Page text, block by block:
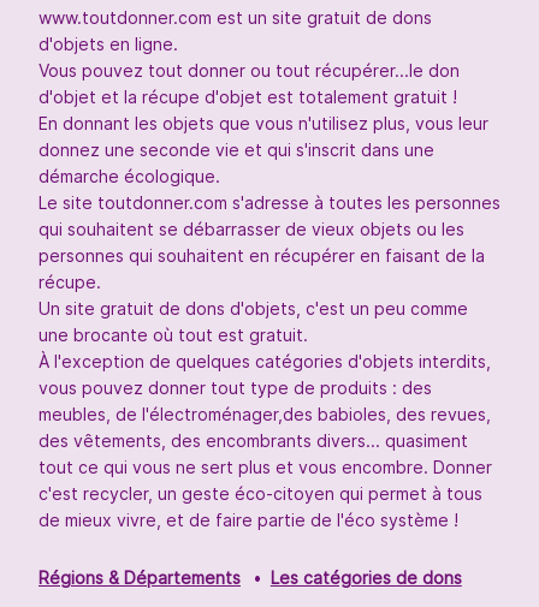
www.toutdonner.com est un site gratuit de dons
d'objets en ligne.
Vous pouvez tout donner ou tout récupérer...le don
d'objet et la récupe d'objet est totalement gratuit !
En donnant les objets que vous n'utilisez plus, vous leur
donnez une seconde vie et qui s'inscrit dans une
démarche écologique.
Le site toutdonner.com s'adresse à toutes les personnes
qui souhaitent se débarrasser de vieux objets ou les
personnes qui souhaitent en récupérer en faisant de la
récupe.
Un site gratuit de dons d'objets, c'est un peu comme
une brocante où tout est gratuit.
À l'exception de quelques catégories d'objets interdits,
vous pouvez donner tout type de produits : des
meubles, de l'électroménager,des babioles, des revues,
des vêtements, des encombrants divers... quasiment
tout ce qui vous ne sert plus et vous encombre. Donner
c'est recycler, un geste éco-citoyen qui permet à tous
de mieux vivre, et de faire partie de l'éco système !
Régions & Départements Les catégories de dons